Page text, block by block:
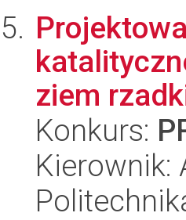
ziem
Konkurs:
Kierownik: